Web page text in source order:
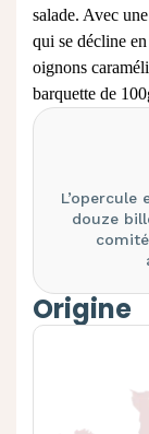
salade. Avec
qui se décline
oignons
barquette de
douze
Origine